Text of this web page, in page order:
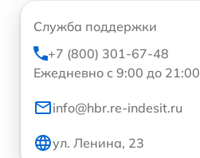
Служба поддержки
+7 (800) 301-67-48
Ежедневно с 9:00 до 21:00
info@hbr.re-indesit.ru
ул. Ленина, 23